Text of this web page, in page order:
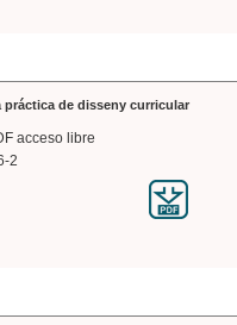
práctica de disseny curricular
acceso libre
2